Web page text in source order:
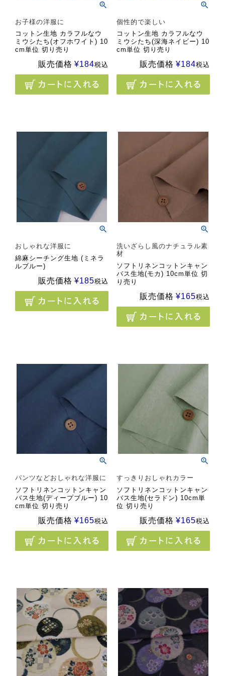
お子様の洋服に
コットン生地 カラフルなウ
ミウシたち(オフホワイト) 10
cm単位 切り売り
販売価格 ¥184税込
個性的で楽しい
コットン生地 カラフルなウ
ミウシたち(深海ネイビー) 10
cm単位 切り売り
販売価格 ¥184税込
おしゃれな洋服に
綿麻シーチング生地 (ミネラ
ルブルー)
販売価格 ¥185税込
洗いざらし風のナチュラル素
材
ソフトリネンコットンキャン
バス生地(モカ) 10cm単位 切
り売り
販売価格 ¥165税込
パンツなどおしゃれな洋服に
ソフトリネンコットンキャン
バス生地(ディープブルー) 10
cm単位 切り売り
販売価格 ¥165税込
すっきりおしゃれカラー
ソフトリネンコットンキャン
バス生地(セラドン) 10cm単
位 切り売り
販売価格 ¥165税込